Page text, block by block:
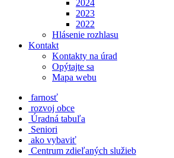
2024
2023
2022
Hlásenie rozhlasu
Kontakt
Kontakty na úrad
Opýtajte sa
Mapa webu
farnosť
rozvoj obce
Úradná tabuľa
Seniori
ako vybaviť
Centrum zdieľaných služieb